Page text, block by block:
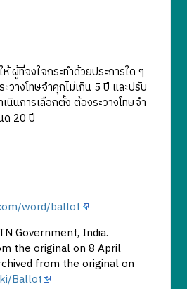
จงใจกระทำด้วยประการใด ๆ
วางโทษจำคุกไม่เกิน 5 ปี และปรับ
นการเลือกตั้ง ต้องระวางโทษจำ
ด 20 ปี
word/ballot
Government, India.
the original on 8 April
from the original on
Ballot